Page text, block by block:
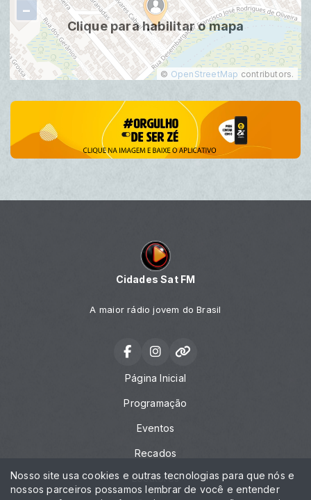
Clique para habilitar o mapa
−
© OpenStreetMap contributors.
Cidades Sat FM
A maior rádio jovem do Brasil
Página Inicial
Programação
Eventos
Recados
Locutores
Nosso site usa cookies e outras tecnologias para que nós e
nossos parceiros possamos lembrar de você e entender